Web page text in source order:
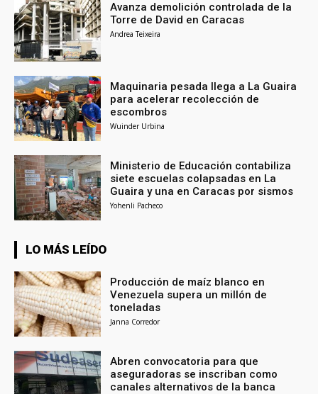
Avanza demolición controlada de la
Torre de David en Caracas
Andrea Teixeira
Maquinaria pesada llega a La Guaira
para acelerar recolección de
escombros
Wuinder Urbina
Ministerio de Educación contabiliza
siete escuelas colapsadas en La
Guaira y una en Caracas por sismos
Yohenli Pacheco
LO MÁS LEÍDO
Producción de maíz blanco en
Venezuela supera un millón de
toneladas
Janna Corredor
Abren convocatoria para que
aseguradoras se inscriban como
canales alternativos de la banca